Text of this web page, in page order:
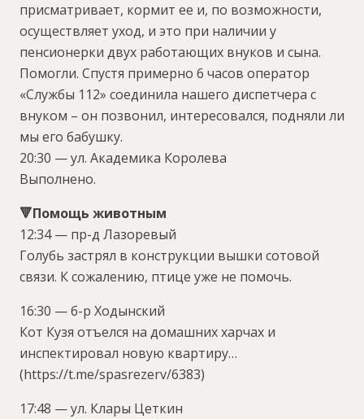
присматривает, кормит ее и, по возможности,
осуществляет уход, и это при наличии у
пенсионерки двух работающих внуков и сына.
Помогли. Спустя примерно 6 часов оператор
«Службы 112» соединила нашего диспетчера с
внуком – он позвонил, интересовался, подняли ли
мы его бабушку.
20:30 — ул. Академика Королева
Выполнено.
🔻Помощь животным
12:34 — пр-д Лазоревый
Голубь застрял в конструкции вышки сотовой
связи. К сожалению, птице уже не помочь.
16:30 — б-р Ходынский
Кот Кузя отъелся на домашних харчах и
инспектировал новую квартиру…
(https://t.me/spasrezerv/6383)
17:48 — ул. Клары Цеткин